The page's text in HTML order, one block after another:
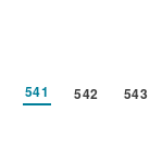
541 542 543